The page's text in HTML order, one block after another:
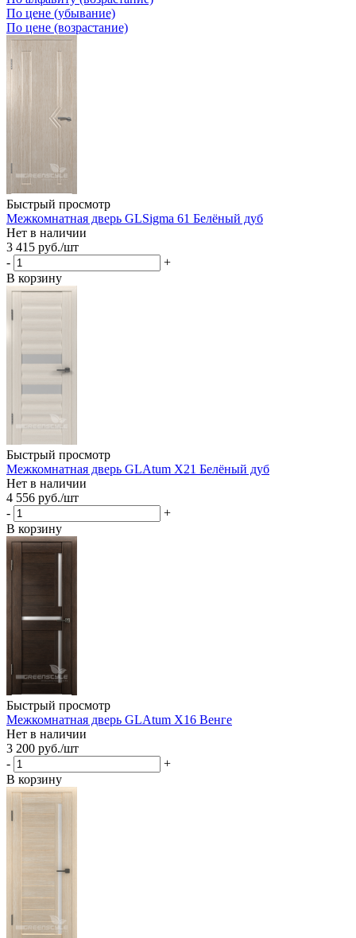
По цене (убывание)
По цене (возрастание)
Быстрый просмотр
Межкомнатная дверь GLSigma 61 Белёный дуб
Нет в наличии
3 415 руб./шт
-
+
В корзину
Быстрый просмотр
Межкомнатная дверь GLAtum X21 Белёный дуб
Нет в наличии
4 556 руб./шт
-
+
В корзину
Быстрый просмотр
Межкомнатная дверь GLAtum X16 Венге
Нет в наличии
3 200 руб./шт
-
+
В корзину